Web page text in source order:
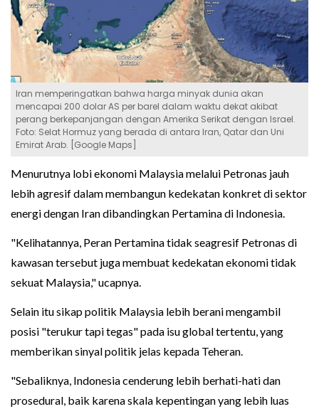
Iran memperingatkan bahwa harga minyak dunia akan
mencapai 200 dolar AS per barel dalam waktu dekat akibat
perang berkepanjangan dengan Amerika Serikat dengan Israel.
Foto: Selat Hormuz yang berada di antara Iran, Qatar dan Uni
Emirat Arab. [Google Maps]
Menurutnya lobi ekonomi Malaysia melalui Petronas jauh
lebih agresif dalam membangun kedekatan konkret di sektor
energi dengan Iran dibandingkan Pertamina di Indonesia.
"Kelihatannya, Peran Pertamina tidak seagresif Petronas di
kawasan tersebut juga membuat kedekatan ekonomi tidak
sekuat Malaysia," ucapnya.
Selain itu sikap politik Malaysia lebih berani mengambil
posisi "terukur tapi tegas" pada isu global tertentu, yang
memberikan sinyal politik jelas kepada Teheran.
"Sebaliknya, Indonesia cenderung lebih berhati-hati dan
prosedural, baik karena skala kepentingan yang lebih luas